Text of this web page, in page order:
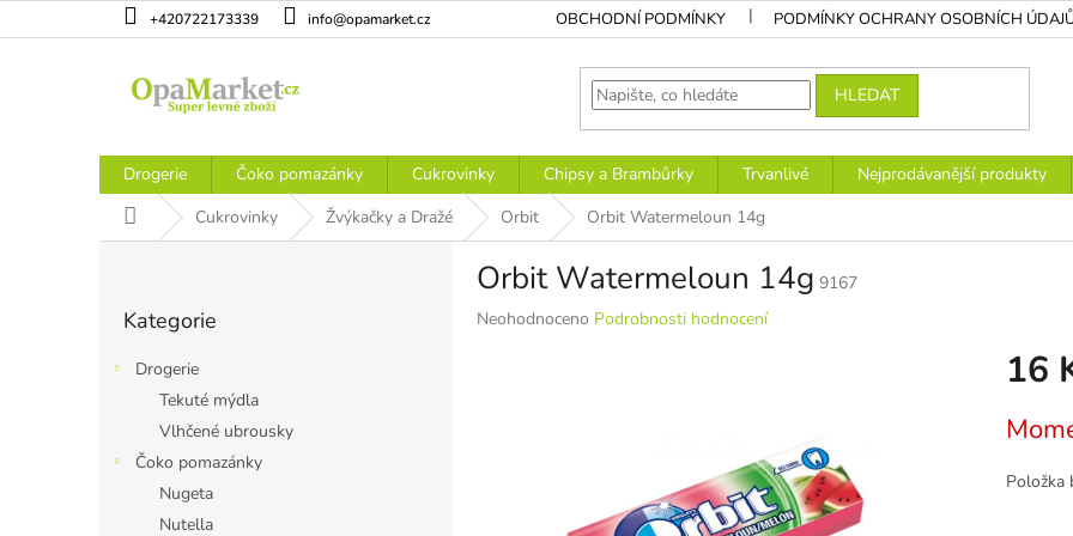
na
+420722173339 info@opamarket.cz OBCHODNÍ PODMÍNKY PODMÍNKY OCHRANY OSOBNÍCH
HLEDAT
Drogerie Čoko pomazánky Cukrovinky Chipsy a Brambůrky Trvanlivé Nejprodávanější produkty
Domů Cukrovinky Žvýkačky a Dražé Orbit Orbit Watermeloun 14g
kategorie
Kategorie
Drogerie
Tekuté mýdla
Vlhčené ubrousky
Čoko pomazánky
Nugeta
Nutella
Orbit Watermeloun 14g 9167
Průměrné
Neohodnoceno Podrobnosti hodnocení
16
cena:
Položka